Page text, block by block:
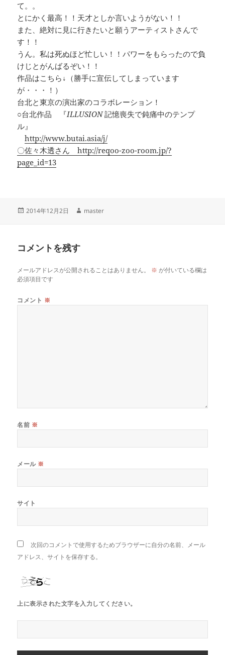
て。。
とにかく最高！！天才としか言いようがない！！
また、絶対に見に行きたいと願うアーティストさんで
す！！
うん。私は死ぬほど忙しい！！パワーをもらったので負
けじとがんばるぞい！！
作品はこちら↓（勝手に宣伝してしまっています
が・・・！）
台北と東京の演出家のコラボレーション！
○台北作品 『ILLUSION記憶喪失で鈍痛中のテンプ
ル』
http://www.butai.asia/j/
〇佐々木透さんhttp://reqoo-zoo-room.jp/?
page_id=13
投
2014年12月2日
作
master
コメントを残す
メールアドレスが公開されることはありません。 ※ が付いている欄は
必須項目です
コメント ※
名前 ※
メール ※
サイト
次回のコメントで使用するためブラウザーに自分の名前、メール
アドレス、サイトを保存する。
上に表示された文字を入力してください。